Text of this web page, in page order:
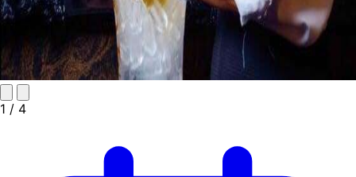
1 / 4